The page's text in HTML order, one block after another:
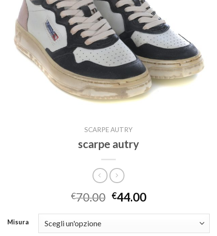
SCARPE AUTRY
scarpe autry
€70.00 €44.00
Misura